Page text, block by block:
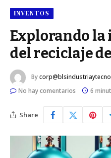
INVENTOS
Explorando
del reciclaje
By
No hay comentarios
6
Share